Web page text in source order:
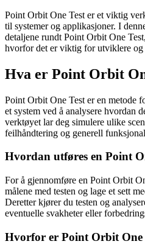
Point Orbit One Test er et viktig
til systemer og applikasjoner. I
detaljene rundt Point Orbit One
hvorfor det er viktig for utviklere og
Hva er Point Orbit
Point Orbit One Test er en metode
et system ved å analysere hvordan
verktøyet lar deg simulere ulike
feilhåndtering og generell
Hvordan utføres en Point
For å gjennomføre en Point Orbit
målene med testen og lage et sett
Deretter kjører du testen og
eventuelle svakheter eller
Hvorfor er Point Orbit One